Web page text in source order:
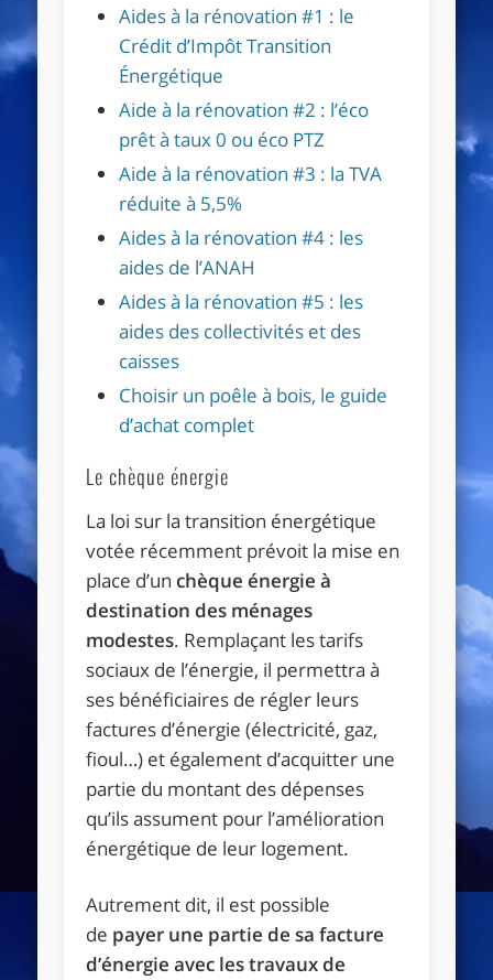
Aides à la rénovation #1 : le
Crédit d’Impôt Transition
Énergétique
Aide à la rénovation #2 : l’éco
prêt à taux 0 ou éco PTZ
Aide à la rénovation #3 : la TVA
réduite à 5,5%
Aides à la rénovation #4 : les
aides de l’ANAH
Aides à la rénovation #5 : les
aides des collectivités et des
caisses
Choisir un poêle à bois, le guide
d’achat complet
Le chèque énergie
La loi sur la transition énergétique
votée récemment prévoit la mise en
place d’unchèque énergie à
destination des ménages
modestes. Remplaçant les tarifs
sociaux de l’énergie, il permettra à
ses bénéficiaires de régler leurs
factures d’énergie (électricité, gaz,
fioul…) et également d’acquitter une
partie du montant des dépenses
qu’ils assument pour l’amélioration
énergétique de leur logement.
Autrement dit, il est possible
de payer une partie de sa facture
d’énergie avec les travaux de